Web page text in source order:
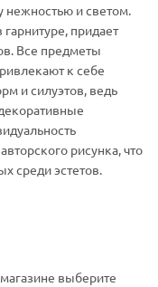
нежностью и светом.
придает
Все предметы
к себе
и силуэтов, ведь
рисунка, что
среди эстетов.
выберите